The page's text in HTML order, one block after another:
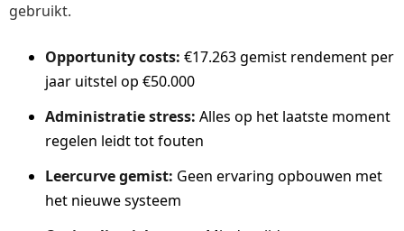
gebruikt.
Opportunity costs: €17.263 gemist rendement per
jaar uitstel op €50.000
Administratie stress: Alles op het laatste moment
regelen leidt tot fouten
Leercurve gemist: Geen ervaring opbouwen met
het nieuwe systeem